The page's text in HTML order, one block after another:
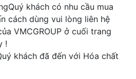
khách có nhu cầu mua
cách dùng vui lòng liên hệ
VMCGROUP ở cuối trang
!
khách đã đến với Hóa chất